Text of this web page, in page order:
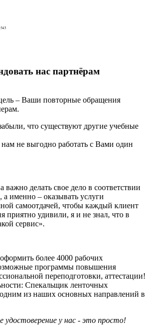
нас партнёрам
– Ваши повторные обращения
что существуют другие учебные
не выгодно работать с Вами один
важно делать свое дело в соответствии
а именно – оказывать услуги
самоотдачей, чтобы каждый клиент
приятно удивили, я и не знал, что в
сервис».
более 4000 рабочих
программы повышения
переподготовки, аттестации!
Спекальщик ленточных
одним из наших основных направлений в
удостоверение у нас - это просто!